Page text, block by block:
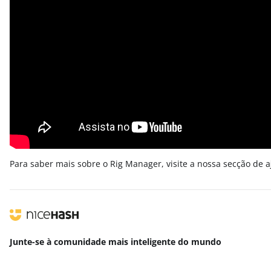
Para saber mais sobre o Rig Manager, visite a nossa secção de
Junte-se à comunidade mais inteligente do mundo